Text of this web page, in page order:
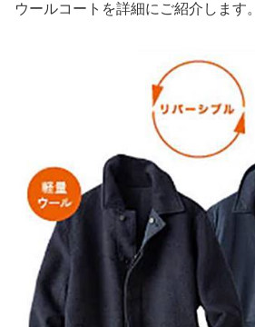
ウールコートを詳細にご紹介します。